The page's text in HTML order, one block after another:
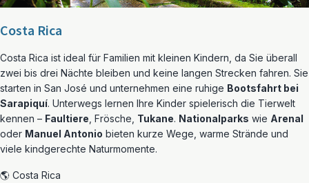
Costa Rica
Costa Rica ist ideal für Familien mit kleinen Kindern, da Sie überall
zwei bis drei Nächte bleiben und keine langen Strecken fahren. Sie
starten in San José und unternehmen eine ruhige Bootsfahrt bei
Sarapiquí. Unterwegs lernen Ihre Kinder spielerisch die Tierwelt
kennen – Faultiere , Frösche, Tukane. Nationalparks wie Arenal
oder Manuel Antonio bieten kurze Wege, warme Strände und
viele kindgerechte Naturmomente.
🌎 Costa Rica